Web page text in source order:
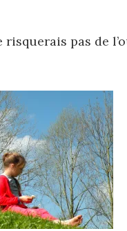
risquerais pas de